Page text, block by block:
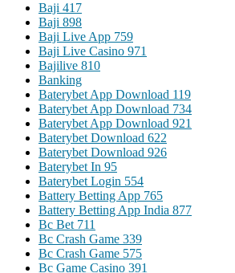
Baji 417
Baji 898
Baji Live App 759
Baji Live Casino 971
Bajilive 810
Banking
Baterybet App Download 119
Baterybet App Download 734
Baterybet App Download 921
Baterybet Download 622
Baterybet Download 926
Baterybet In 95
Baterybet Login 554
Battery Betting App 765
Battery Betting App India 877
Bc Bet 711
Bc Crash Game 339
Bc Crash Game 575
Bc Game Casino 391